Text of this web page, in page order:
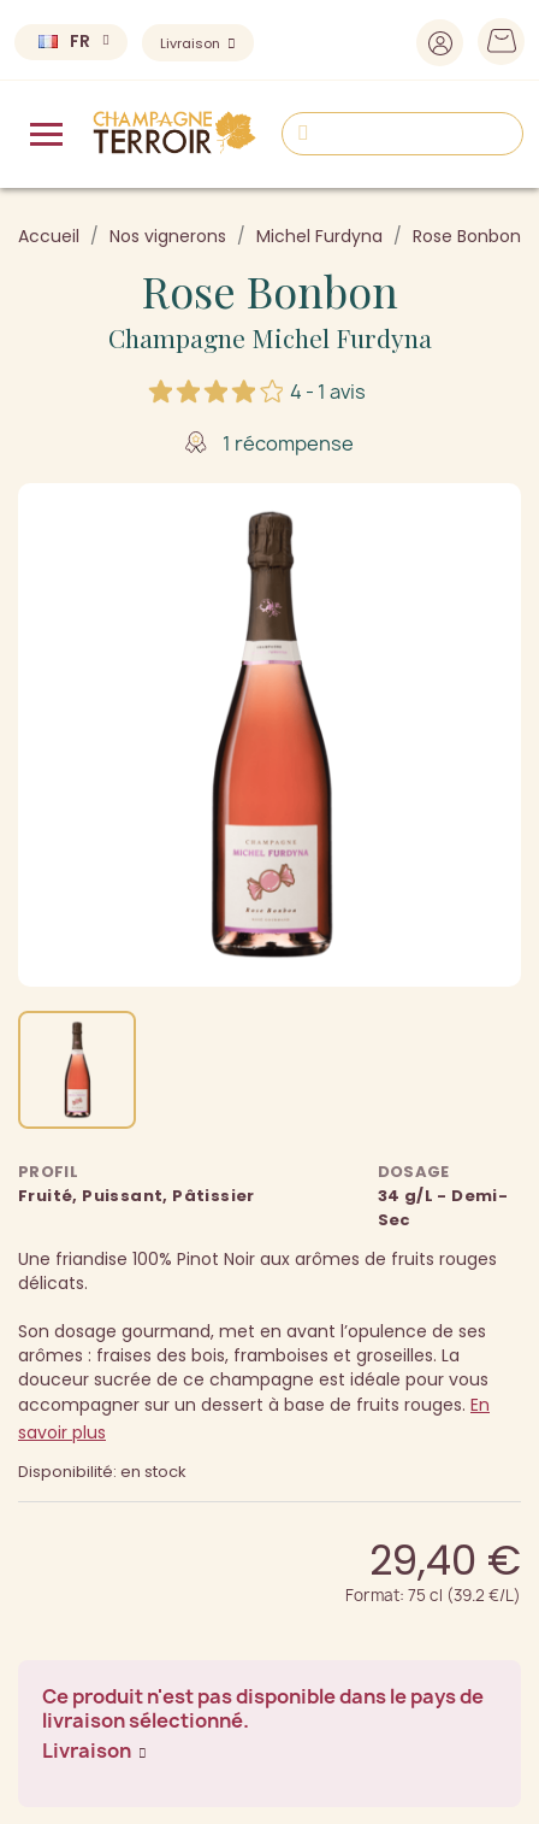
FR Livraison
Accueil Nos vignerons Michel Furdyna Rose Bonbon
Rose Bonbon
Champagne Michel Furdyna
4 - 1 avis
1 récompense
PROFIL
Fruité, Puissant, Pâtissier
DOSAGE
34 g/L - Demi-
Sec
Une friandise 100% Pinot Noir aux arômes de fruits rouges
délicats.
Son dosage gourmand, met en avant l’opulence de ses
arômes : fraises des bois, framboises et groseilles. La
douceur sucrée de ce champagne est idéale pour vous
accompagner sur un dessert à base de fruits rouges. En
savoir plus
Disponibilité: en stock
29,40 €
Format: 75 cl (39.2 €/L)
Ce produit n'est pas disponible dans le pays de
livraison sélectionné.
Livraison